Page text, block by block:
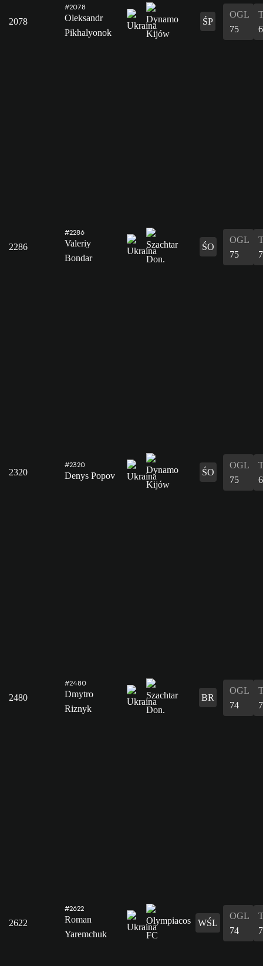
2078
#2078
Oleksandr
Pikhalyonok
ŚP
OGL
75
2286
#2286
Valeriy
Bondar
ŚO
OGL
75
2320
#2320
Denys Popov ŚO
OGL
75
2480
#2480
Dmytro
Riznyk
BR
OGL
74
2622
#2622
Roman
Yaremchuk
WŚL
OGL
74